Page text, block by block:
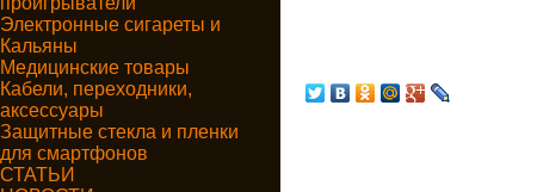
Электронные сигареты и
Кальяны
Медицинские товары
Кабели, переходники,
аксессуары
Защитные стекла и пленки
для смартфонов
СТАТЬИ